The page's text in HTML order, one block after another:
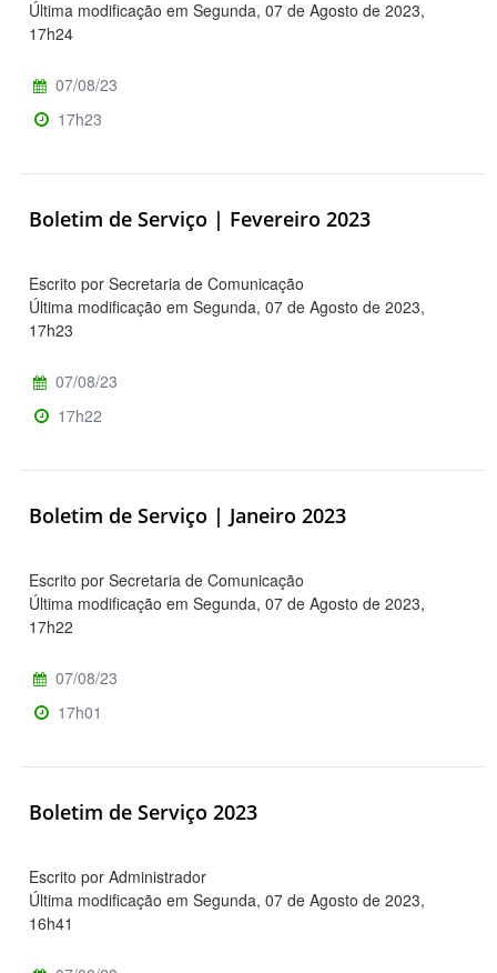
Última modificação em Segunda, 07 de Agosto de 2023,
17h24
07/08/23
17h23
Boletim de Serviço | Fevereiro 2023
Escrito por Secretaria de Comunicação
Última modificação em Segunda, 07 de Agosto de 2023,
17h23
07/08/23
17h22
Boletim de Serviço | Janeiro 2023
Escrito por Secretaria de Comunicação
Última modificação em Segunda, 07 de Agosto de 2023,
17h22
07/08/23
17h01
Boletim de Serviço 2023
Escrito por Administrador
Última modificação em Segunda, 07 de Agosto de 2023,
16h41